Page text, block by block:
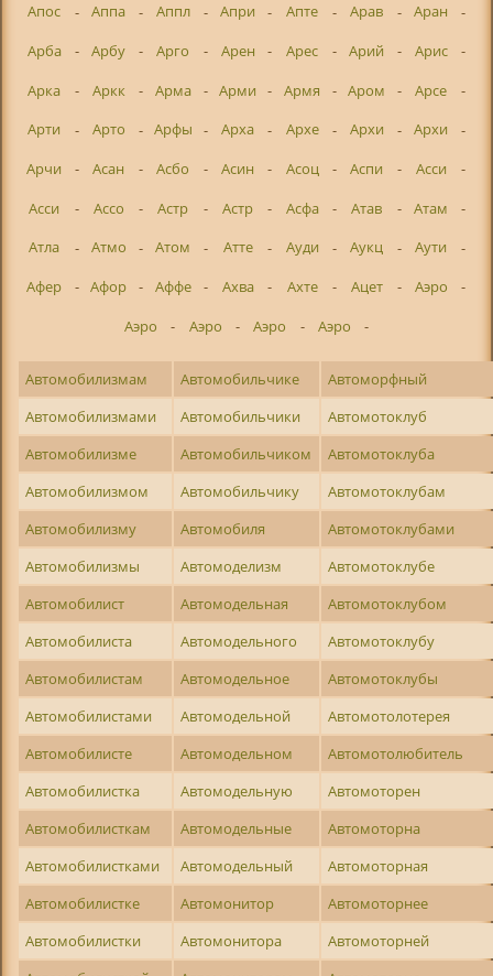
Апос
- Аппа - Аппл - Апри - Апте - Арав - Аран
-
Арба
- Арбу - Арго - Арен - Арес - Арий - Арис
-
Арка
- Аркк - Арма - Арми - Армя - Аром - Арсе
-
Арти
- Арто - Арфы - Арха - Архе - Архи - Архи
-
Арчи
- Асан - Асбо - Асин - Асоц - Аспи - Асси
-
Асси
- Ассо - Астр - Астр - Асфа - Атав - Атам
-
Атла
- Атмо - Атом - Атте - Ауди - Аукц - Аути
-
Афер
- Афор - Аффе - Ахва - Ахте - Ацет - Аэро
-
Аэро
- Аэро - Аэро - Аэро -
Автомобилизмам Автомобильчике
Автоморфный
Автомобилизмами
Автомобильчики
Автомотоклуб
Автомобилизме
Автомобильчиком
Автомотоклуба
Автомобилизмом
Автомобильчику
Автомотоклубам
Автомобилизму
Автомобиля
Автомотоклубами
Автомобилизмы
Автомоделизм
Автомотоклубе
Автомобилист
Автомодельная
Автомотоклубом
Автомобилиста
Автомодельного
Автомотоклубу
Автомобилистам
Автомодельное
Автомотоклубы
Автомобилистами
Автомодельной
Автомотолотерея
Автомобилисте
Автомодельном
Автомотолюбитель
Автомобилистка
Автомодельную
Автомоторен
Автомобилисткам
Автомодельные
Автомоторна
Автомобилистками
Автомодельный
Автомоторная
Автомобилистке
Автомонитор
Автомоторнее
Автомобилистки
Автомонитора
Автомоторней